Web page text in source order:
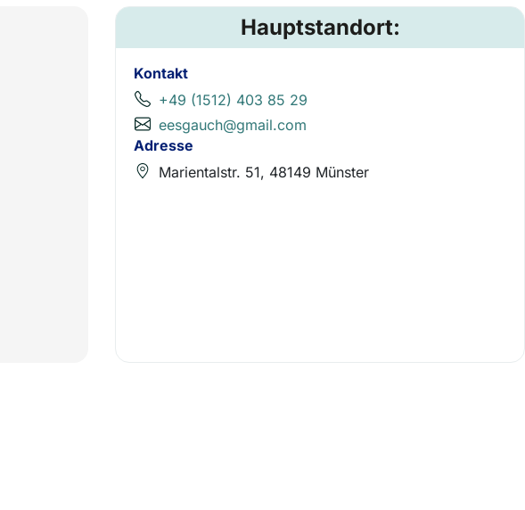
Hauptstandort:
Kontakt
+49 (1512) 403 85 29
eesgauch@gmail.com
Adresse
Marientalstr. 51, 48149 Münster